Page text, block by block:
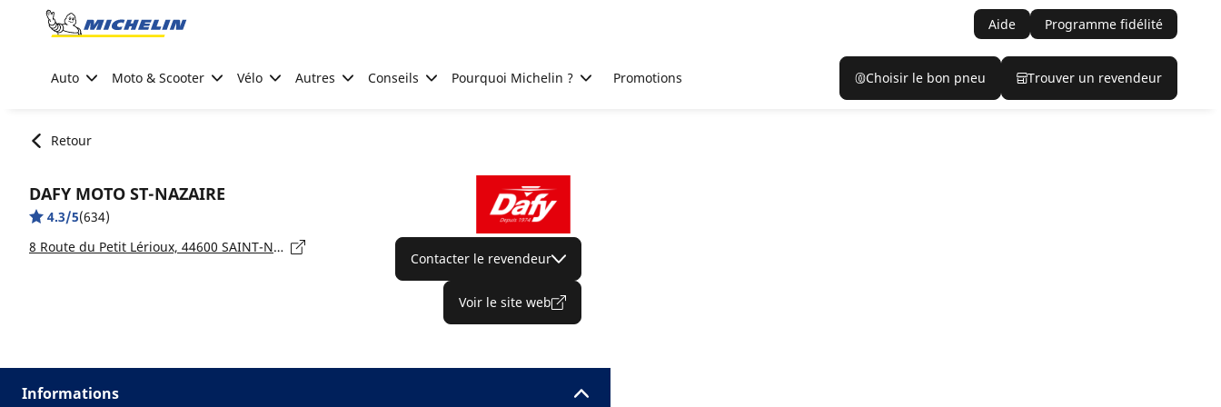
Go to page content
Aide Programme fidélité
Auto Moto & Scooter Vélo Autres Conseils Pourquoi Michelin ? Promotions Choisir le bon pneu Trouver un revendeur
Retour
DAFY MOTO ST-NAZAIRE
4.3/5(634)
8 Route du Petit Lérioux, 44600 SAINT-NAZAIRE
Contacter le revendeur
Voir le site web
Informations